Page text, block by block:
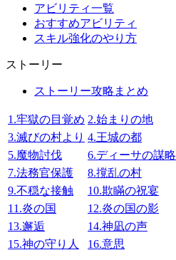
アビリティ一覧
おすすめアビリティ
スキル強化のやり方
ストーリー
ストーリー攻略まとめ
1.牢獄の目覚め 2.始まりの地
3.滅びの村より 4.王城の都
5.魔物討伐
6.ディーサの謀略
7.法務官保護
8.撹乱の村
9.不穏な接触
10.欺瞞の祝宴
11.炎の国
12.炎の国の影
13.邂逅
14.神凪の声
15.神の守り人
16.意思